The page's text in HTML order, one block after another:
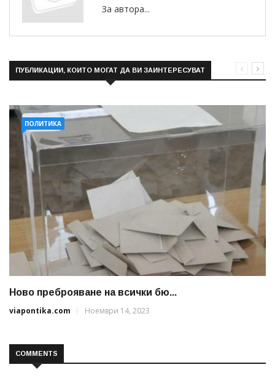
За автора...
ПУБЛИКАЦИИ, КОИТО МОГАТ ДА ВИ ЗАИНТЕРЕСУВАТ
ПОЛИТИКА
Ново преброяване на всички бю...
viapontika.com
Ноември 14, 2023
COMMENTS